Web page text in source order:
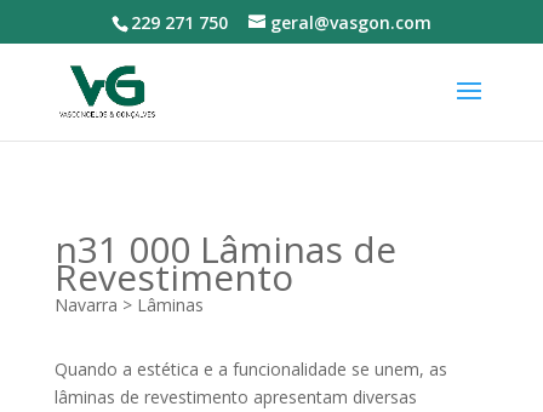
229 271 750 geral@vasgon.com
n31 000 Lâminas de
Revestimento
Navarra > Lâminas
Quando a estética e a funcionalidade se unem, as
lâminas de revestimento apresentam diversas